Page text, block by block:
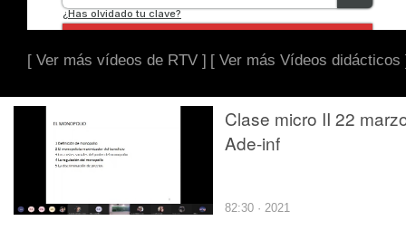
[ Ver más vídeos de RTV ] [ Ver más Vídeos didácticos
Clase micro II 22
Ade-inf
82:30 · 2021